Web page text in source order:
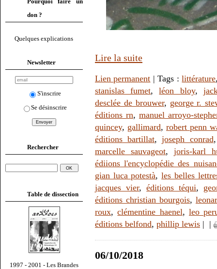
don ?
Quelques explications
Newsletter
S'inscrire
Se désinscrire
Rechercher
Table de dissection
1997 - 2001 - Les Brandes
Lire la suite
Lien permanent | Tags :littérature
stanislas fumet,léon bloy,
desclée de brouwer, george r.
éditions rn, manuel arroyo-
quincey, gallimard, robert penn
éditions bartillat,joseph conrad
marcelle sauvageot,joris-karl
édiions l'encyclopédie des
gian luca potestà,les belles
jacques vier,éditions téqui,
éditions christian bourgois,
roux,clémentine haenel, leo
éditions belfond, phillip lewis | |
06/10/2018